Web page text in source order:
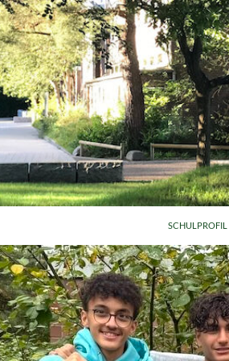
SCHULPROFIL